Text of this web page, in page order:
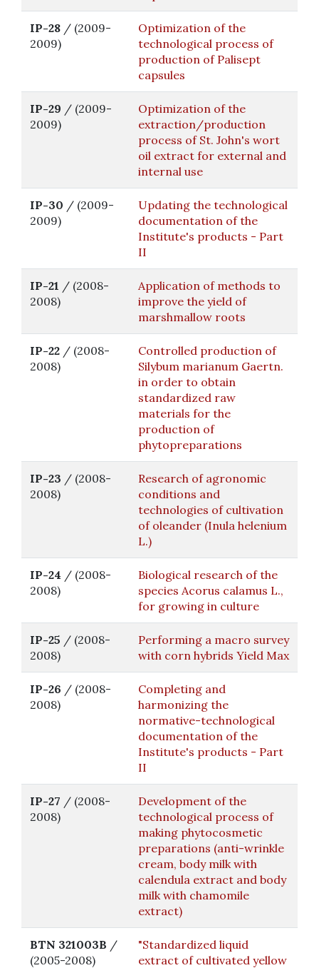
IP-28 / (2009-
2009)
Optimization of the
technological process of
production of Palisept
capsules
IP-29 / (2009-
2009)
Optimization of the
extraction/production
process of St. John's wort
oil extract for external and
internal use
IP-30 / (2009-
2009)
Updating the technological
documentation of the
Institute's products - Part
II
IP-21 / (2008-
2008)
Application of methods to
improve the yield of
marshmallow roots
IP-22 / (2008-
2008)
Controlled production of
Silybum marianum Gaertn.
in order to obtain
standardized raw
materials for the
production of
phytopreparations
IP-23 / (2008-
2008)
Research of agronomic
conditions and
technologies of cultivation
of oleander (Inula helenium
L.)
IP-24 / (2008-
2008)
Biological research of the
species Acorus calamus L.,
for growing in culture
IP-25 / (2008-
2008)
Performing a macro survey
with corn hybrids Yield Max
IP-26 / (2008-
2008)
Completing and
harmonizing the
normative-technological
documentation of the
Institute's products - Part
II
IP-27 / (2008-
2008)
Development of the
technological process of
making phytocosmetic
preparations (anti-wrinkle
cream, body milk with
calendula extract and body
milk with chamomile
extract)
BTN 321003B /
(2005-2008)
"Standardized liquid
extract of cultivated yellow